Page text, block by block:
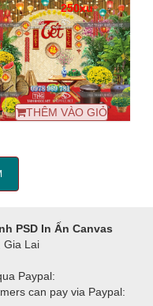
250xu
THÊM VÀO GIỎ
PSD In Ấn Canvas
Gia Lai
Paypal:
can pay via Paypal: